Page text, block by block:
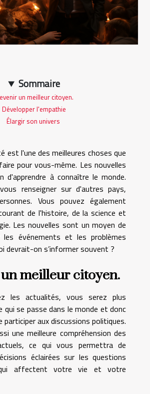
Sommaire
un meilleur citoyen.
Développer l'empathie
Élargir son univers
est l'une des meilleures choses que
pour vous-même. Les nouvelles
d'apprendre à connaître le monde.
renseigner sur d'autres pays,
Vous pouvez également
de l'histoire, de la science et
Les nouvelles sont un moyen de
événements et les problèmes
devrait-on s’informer souvent ?
meilleur citoyen.
les actualités, vous serez plus
qui se passe dans le monde et donc
participer aux discussions politiques.
une meilleure compréhension des
ce qui vous permettra de
éclairées sur les questions
affectent votre vie et votre